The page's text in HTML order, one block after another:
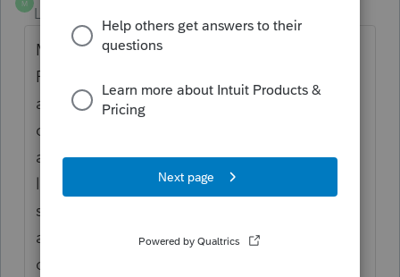
M
Level 3
Mais si les 2 parents laissent l'enfant dans
Personnes à charge, les 2 recevront des
allocations pour l'enfant? Ma nouvelle
cliente, conjoint de fait depuis quelques
années avec un nouveau conjoint, réclame
la moitié des frais médicaments payés pour
ses 2 enfants (entente avec son ex, qui lui
aussi réclame la moitié de son côté). Je
dois donc entrer ses 2 enfants dans